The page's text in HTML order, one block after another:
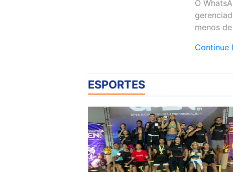
O
menos
Continue
ESPORTES